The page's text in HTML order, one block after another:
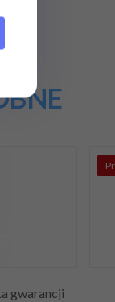
gwarancji